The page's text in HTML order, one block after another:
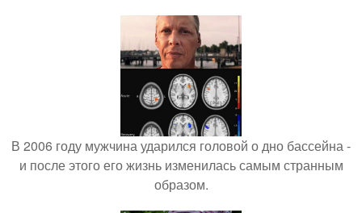
В 2006 году мужчина ударился головой о дно бассейна -
и после этого его жизнь изменилась самым странным
образом.